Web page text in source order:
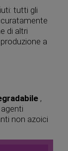
tutti gli
di altri
a
,
non azoici